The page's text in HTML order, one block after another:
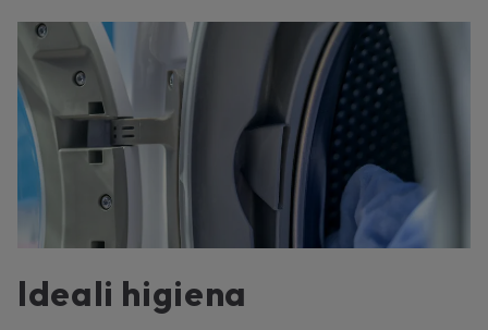
Ideali higiena